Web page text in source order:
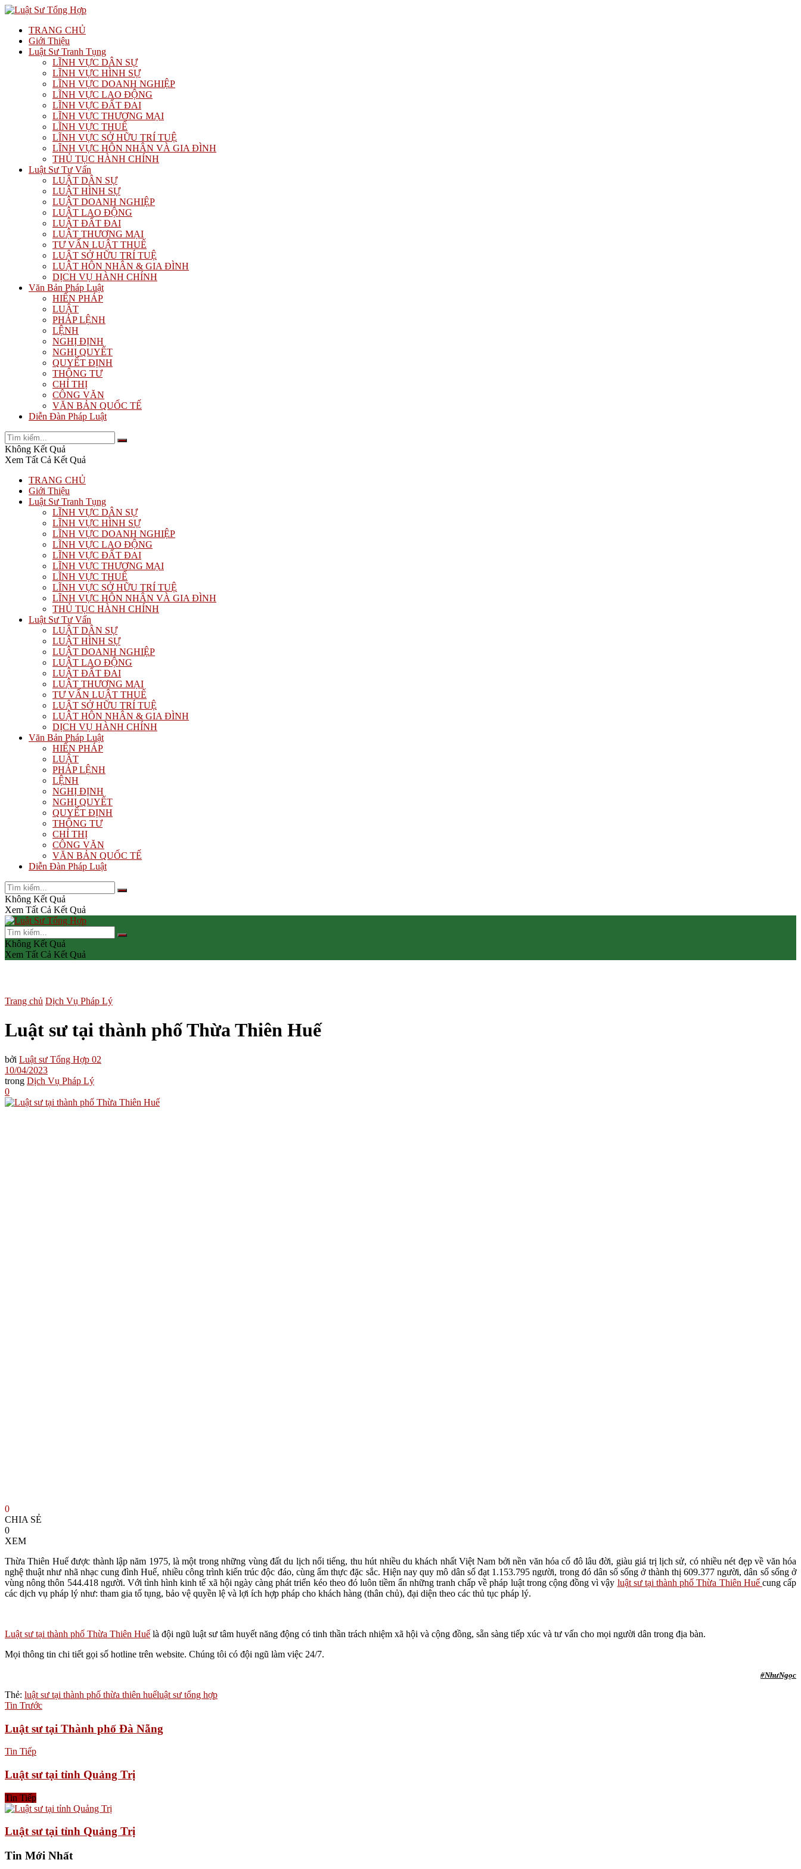
TRANG CHỦ
Giới Thiệu
Luật Sư Tranh Tụng
LĨNH VỰC DÂN SỰ
LĨNH VỰC HÌNH SỰ
LĨNH VỰC DOANH NGHIỆP
LĨNH VỰC LAO ĐỘNG
LĨNH VỰC ĐẤT ĐAI
LĨNH VỰC THƯƠNG MẠI
LĨNH VỰC THUẾ
LĨNH VỰC SỞ HỮU TRÍ TUỆ
LĨNH VỰC HÔN NHÂN VÀ GIA ĐÌNH
THỦ TỤC HÀNH CHÍNH
Luật Sư Tư Vấn
LUẬT DÂN SỰ
LUẬT HÌNH SỰ
LUẬT DOANH NGHIỆP
LUẬT LAO ĐỘNG
LUẬT ĐẤT ĐAI
LUẬT THƯƠNG MẠI
TƯ VẤN LUẬT THUẾ
LUẬT SỞ HỮU TRÍ TUỆ
LUẬT HÔN NHÂN & GIA ĐÌNH
DỊCH VỤ HÀNH CHÍNH
Văn Bản Pháp Luật
HIẾN PHÁP
LUẬT
PHÁP LỆNH
LỆNH
NGHỊ ĐỊNH
NGHỊ QUYẾT
QUYẾT ĐỊNH
THÔNG TƯ
CHỈ THỊ
CÔNG VĂN
VĂN BẢN QUỐC TẾ
Diễn Đàn Pháp Luật
Không Kết Quả
Xem Tất Cả Kết Quả
TRANG CHỦ
Giới Thiệu
Luật Sư Tranh Tụng
LĨNH VỰC DÂN SỰ
LĨNH VỰC HÌNH SỰ
LĨNH VỰC DOANH NGHIỆP
LĨNH VỰC LAO ĐỘNG
LĨNH VỰC ĐẤT ĐAI
LĨNH VỰC THƯƠNG MẠI
LĨNH VỰC THUẾ
LĨNH VỰC SỞ HỮU TRÍ TUỆ
LĨNH VỰC HÔN NHÂN VÀ GIA ĐÌNH
THỦ TỤC HÀNH CHÍNH
Luật Sư Tư Vấn
LUẬT DÂN SỰ
LUẬT HÌNH SỰ
LUẬT DOANH NGHIỆP
LUẬT LAO ĐỘNG
LUẬT ĐẤT ĐAI
LUẬT THƯƠNG MẠI
TƯ VẤN LUẬT THUẾ
LUẬT SỞ HỮU TRÍ TUỆ
LUẬT HÔN NHÂN & GIA ĐÌNH
DỊCH VỤ HÀNH CHÍNH
Văn Bản Pháp Luật
HIẾN PHÁP
LUẬT
PHÁP LỆNH
LỆNH
NGHỊ ĐỊNH
NGHỊ QUYẾT
QUYẾT ĐỊNH
THÔNG TƯ
CHỈ THỊ
CÔNG VĂN
VĂN BẢN QUỐC TẾ
Diễn Đàn Pháp Luật
Không Kết Quả
Xem Tất Cả Kết Quả
Không Kết Quả
Xem Tất Cả Kết Quả
Trang chủ Dịch Vụ Pháp Lý
Luật sư tại thành phố Thừa Thiên Huế
bởi Luật sư Tổng Hợp 02
10/04/2023
trong Dịch Vụ Pháp Lý
0
0
CHIA SẺ
0
XEM
Thừa Thiên Huế được thành lập năm 1975, là một trong những vùng đất du lịch nổi tiếng, thu hút nhiều du khách nhất Việt Nam bởi nền văn hóa cố đô lâu đời, giàu giá trị lịch sử, có nhiều nét đẹp về văn hóa
nghệ thuật như nhã nhạc cung đình Huế, nhiều công trình kiến trúc độc đáo, cùng ẩm thực đặc sắc. Hiện nay quy mô dân số đạt 1.153.795 người, trong đó dân số sống ở thành thị 609.377 người, dân số sống ở
vùng nông thôn 544.418 người. Với tình hình kinh tế xã hội ngày càng phát triển kéo theo đó luôn tiềm ẩn những tranh chấp về pháp luật trong cộng đồng vì vậy luật sư tại thành phố Thừa Thiên Huế cung cấp
các dịch vụ pháp lý như: tham gia tố tụng, bảo vệ quyền lệ và lợi ích hợp pháp cho khách hàng (thân chủ), đại diện theo các thủ tục pháp lý.
Luật sư tại thành phố Thừa Thiên Huế là đội ngũ luật sư tâm huyết năng động có tinh thần trách nhiệm xã hội và cộng đồng, sẵn sàng tiếp xúc và tư vấn cho mọi người dân trong địa bàn.
Mọi thông tin chi tiết gọi số hotline trên website. Chúng tôi có đội ngũ làm việc 24/7.
#NhưNgọc
Thẻ: luật sư tại thành phố thừa thiên huếluật sư tổng hợp
Tin Trước
Luật sư tại Thành phố Đà Nẵng
Tin Tiếp
Luật sư tại tỉnh Quảng Trị
Tin Tiếp
Luật sư tại tỉnh Quảng Trị
Tin Mới Nhất